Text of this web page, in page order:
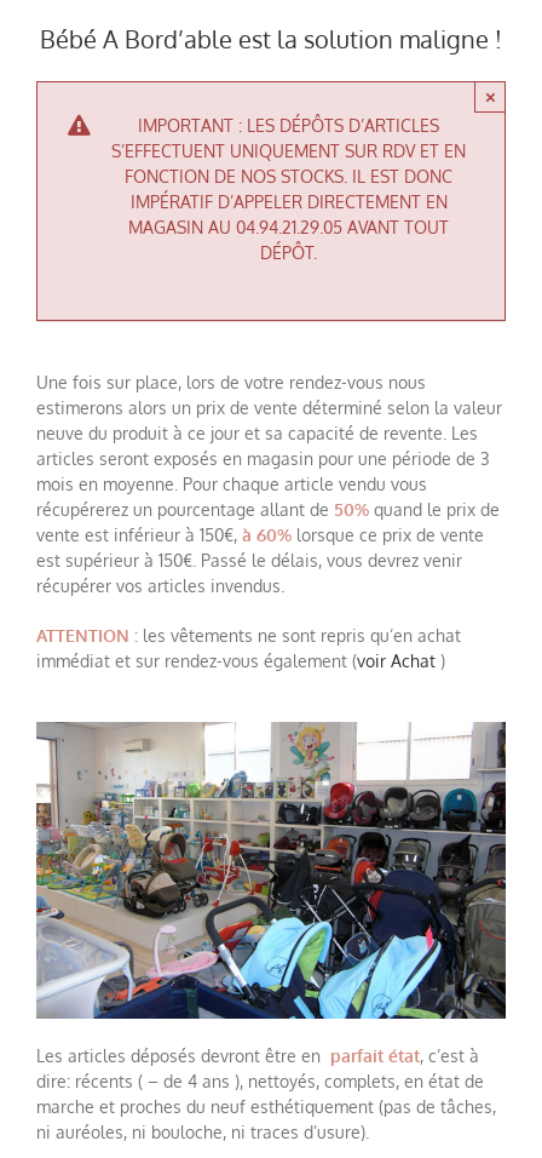
Bébé A Bord’able est la solution maligne !
IMPORTANT : LES DÉPÔTS D’ARTICLES
S’EFFECTUENT UNIQUEMENT SUR RDV ET EN
FONCTION DE NOS STOCKS. IL EST DONC
IMPÉRATIF D’APPELER DIRECTEMENT EN
MAGASIN AU 04.94.21.29.05 AVANT TOUT
DÉPÔT.
×
Une fois sur place, lors de votre rendez-vous nous
estimerons alors un prix de vente déterminé selon la valeur
neuve du produit à ce jour et sa capacité de revente. Les
articles seront exposés en magasin pour une période de 3
mois en moyenne. Pour chaque article vendu vous
récupérerez un pourcentage allant de 50% quand le prix de
vente est inférieur à 150€, à 60% lorsque ce prix de vente
est supérieur à 150€. Passé le délais, vous devrez venir
récupérer vos articles invendus.
ATTENTION : les vêtements ne sont repris qu’en achat
immédiat et sur rendez-vous également (voir Achat )
Les articles déposés devront être en parfait état, c’est à
dire: récents ( – de 4 ans ), nettoyés, complets, en état de
marche et proches du neuf esthétiquement (pas de tâches,
ni auréoles, ni bouloche, ni traces d’usure).